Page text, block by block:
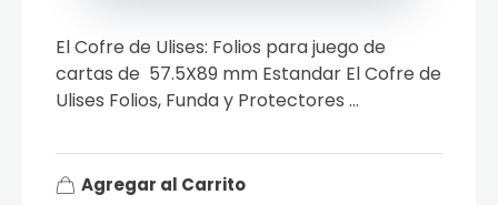
El Cofre de Ulises: Folios para juego de
cartas de 57.5X89 mm Estandar El Cofre de
Ulises Folios, Funda y Protectores ...
Agregar al Carrito